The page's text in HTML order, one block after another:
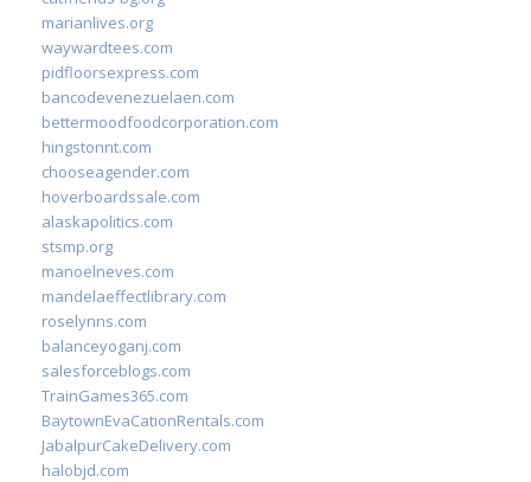
marianlives.org
waywardtees.com
pidfloorsexpress.com
bancodevenezuelaen.com
bettermoodfoodcorporation.com
hingstonnt.com
chooseagender.com
hoverboardssale.com
alaskapolitics.com
stsmp.org
manoelneves.com
mandelaeffectlibrary.com
roselynns.com
balanceyoganj.com
salesforceblogs.com
TrainGames365.com
BaytownEvaCationRentals.com
JabalpurCakeDelivery.com
halobjd.com